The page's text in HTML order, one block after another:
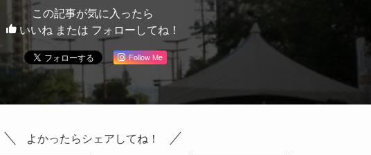
この記事が気に入ったら
いいね または フォローしてね！
Follow Me
よかったらシェアしてね！